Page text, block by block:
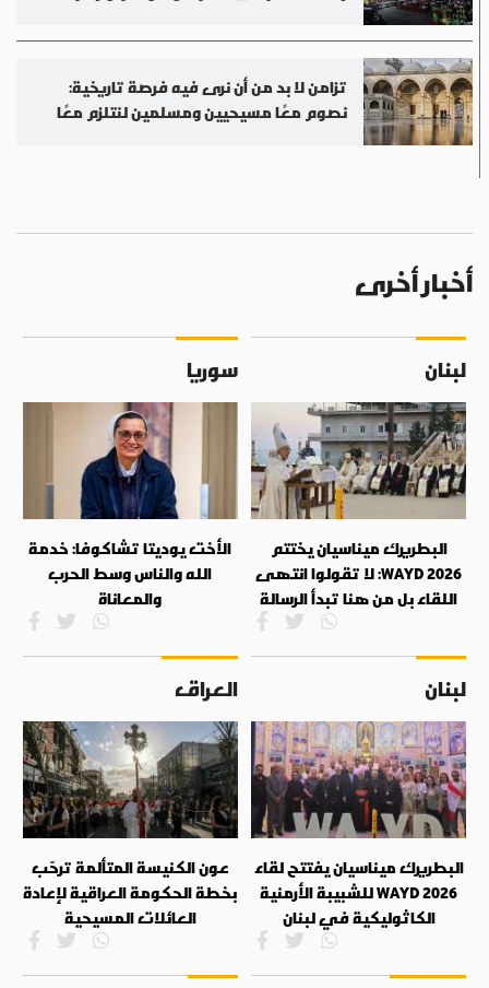
تزامن لا بد من أن نرى فيه فرصة تاريخية:
نصوم معًا مسيحيين ومسلمين لنتلزم معًا
أخبار أخرى
لبنان
البطريرك ميناسيان يختتم
WAYD 2026: لا تقولوا انتهى
اللقاء بل من هنا تبدأ الرسالة
سوريا
الأخت يوديتا تشاكوفا: خدمة
الله والناس وسط الحرب
والمعاناة
لبنان
البطريرك ميناسيان يفتتح لقاء
WAYD 2026 للشبيبة الأرمنية
الكاثوليكية في لبنان
العراق
عون الكنيسة المتألمة ترحّب
بخطة الحكومة العراقية لإعادة
العائلات المسيحية